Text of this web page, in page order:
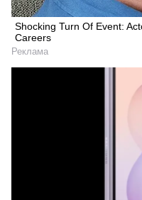
Shocking Turn Of Event:
Careers
Реклама